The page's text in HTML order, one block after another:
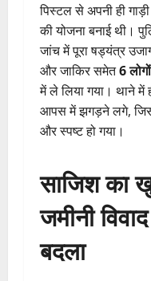
पिस्टल से अपनी ही
की योजना बनाई थी।
जांच में पूरा षड्यंत्र
और जाकिर समेत6 लोगों
में ले लिया गया। थाने में
आपस में झगड़ने लगे,
और स्पष्ट हो गया।
साजिश का
जमीनी
बदला